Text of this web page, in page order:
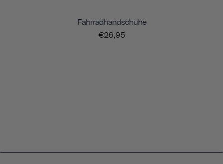
Fahrradhandschuhe
€26,95